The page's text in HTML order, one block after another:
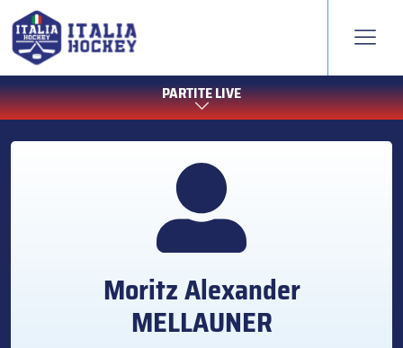
PARTITE LIVE
Moritz Alexander
MELLAUNER